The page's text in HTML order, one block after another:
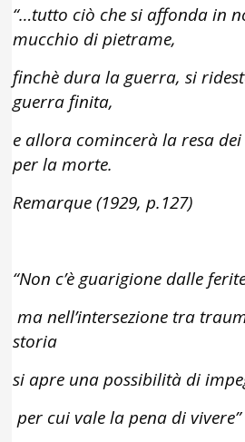
“…tutto ciò che si affonda in
mucchio di pietrame,
finchè dura la guerra, si
guerra finita,
e allora comincerà la resa
per la morte.
Remarque (1929, p.127)
“Non c’è guarigione dalle
ma nell’intersezione tra
storia
si apre una possibilità di
per cui vale la pena di vivere”